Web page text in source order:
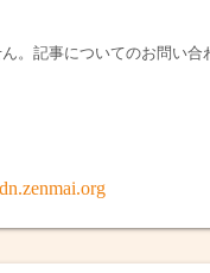
。記事についてのお問い合